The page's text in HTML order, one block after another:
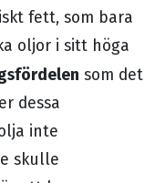
fett, som bara
oljor i sitt höga
som det
dessa
inte
skulle